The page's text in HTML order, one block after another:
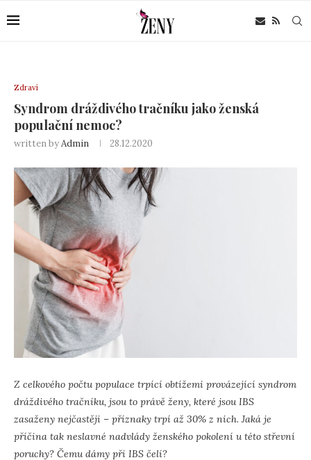
Zdraví
Syndrom dráždivého tračníku jako ženská
populační nemoc?
written byAdmin 28.12.2020
Z celkového počtu populace trpící obtížemi provázející syndrom
dráždivého tračníku, jsou to právě ženy, které jsou IBS
zasaženy nejčastěji – příznaky trpí až 30% z nich. Jaká je
příčina tak neslavné nadvlády ženského pokolení u této střevní
poruchy? Čemu dámy při IBS čelí?